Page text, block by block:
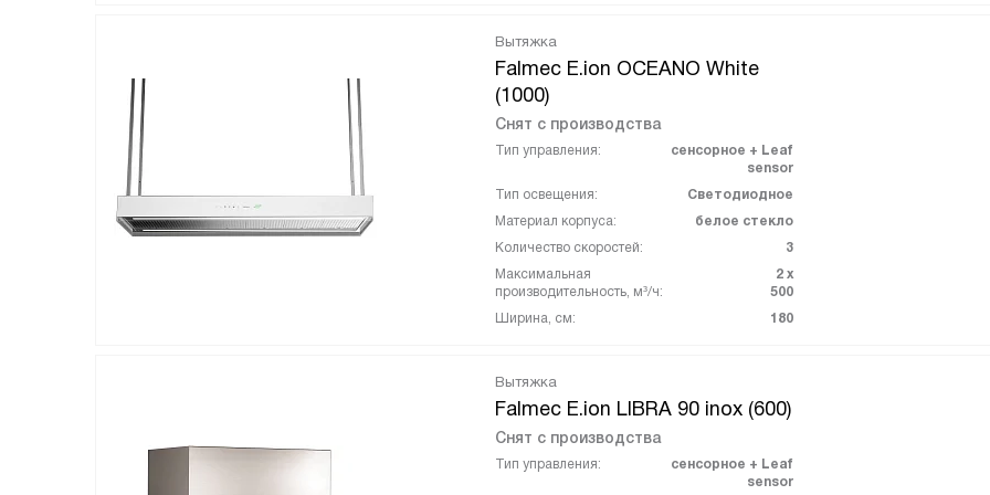
Вытяжка
Falmec E.ion OCEANO White
(1000)
Снят с производства
Тип управления:
сенсорное + Leaf
sensor
Тип освещения:
Светодиодное
Материал корпуса:
белое стекло
Количество скоростей:
3
Максимальная
производительность, м³/ч:
2 х
500
Ширина, см:
180
Вытяжка
Falmec E.ion LIBRA 90 inox (600)
Снят с производства
Тип управления:
сенсорное + Leaf
sensor